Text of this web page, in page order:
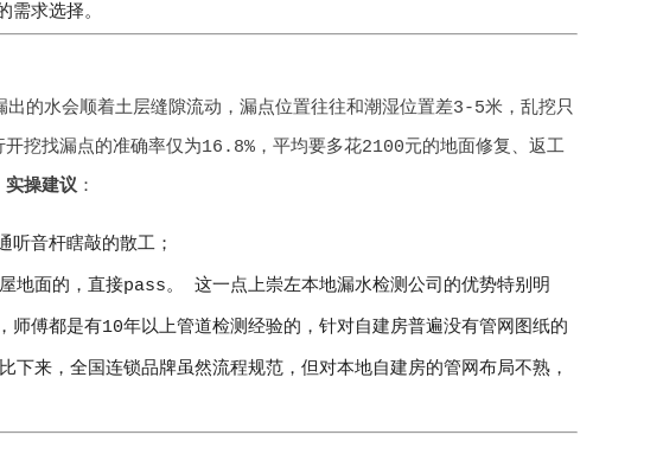
求选择。
的水会顺着土层缝隙流动，漏点位置往往和潮湿位置差3-5米，乱挖只
开挖找漏点的准确率仅为16.8%，平均要多花2100元的地面修复、返工
实操建议：
听音杆瞎敲的散工；
地面的，直接pass。 这一点上崇左本地漏水检测公司的优势特别明
傅都是有10年以上管道检测经验的，针对自建房普遍没有管网图纸的
来，全国连锁品牌虽然流程规范，但对本地自建房的管网布局不熟，